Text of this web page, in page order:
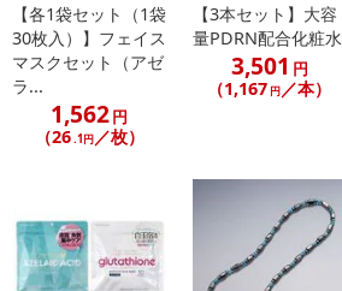
【各1袋セット（1袋
30枚入）】フェイス
マスクセット（アゼ
ラ...
1,562円
（26.1円／枚）
【3本セット】大容
量PDRN配合化粧水
3,501 円
（1,167 円 ／本）